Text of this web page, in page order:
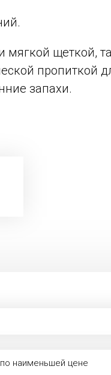
мягкой щеткой,
пропиткой
запахи.
наименьшей цене